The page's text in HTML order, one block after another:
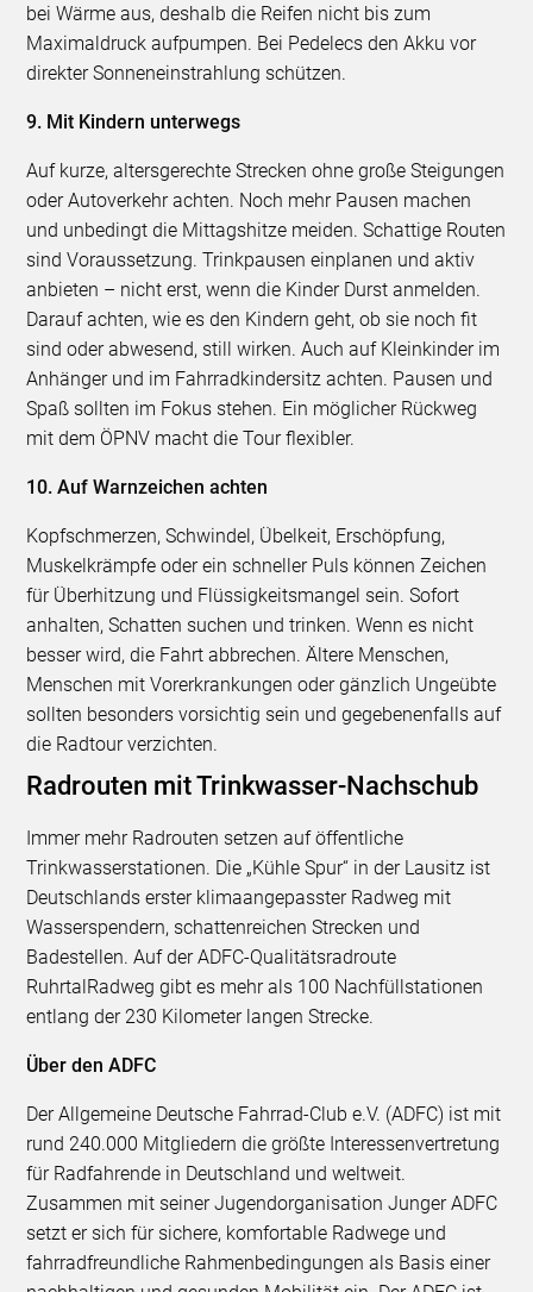
bei Wärme aus, deshalb die Reifen nicht bis zum
Maximaldruck aufpumpen. Bei Pedelecs den Akku vor
direkter Sonneneinstrahlung schützen.
9. Mit Kindern unterwegs
Auf kurze, altersgerechte Strecken ohne große Steigungen
oder Autoverkehr achten. Noch mehr Pausen machen
und unbedingt die Mittagshitze meiden. Schattige Routen
sind Voraussetzung. Trinkpausen einplanen und aktiv
anbieten – nicht erst, wenn die Kinder Durst anmelden.
Darauf achten, wie es den Kindern geht, ob sie noch fit
sind oder abwesend, still wirken. Auch auf Kleinkinder im
Anhänger und im Fahrradkindersitz achten. Pausen und
Spaß sollten im Fokus stehen. Ein möglicher Rückweg
mit dem ÖPNV macht die Tour flexibler.
10. Auf Warnzeichen achten
Kopfschmerzen, Schwindel, Übelkeit, Erschöpfung,
Muskelkrämpfe oder ein schneller Puls können Zeichen
für Überhitzung und Flüssigkeitsmangel sein. Sofort
anhalten, Schatten suchen und trinken. Wenn es nicht
besser wird, die Fahrt abbrechen. Ältere Menschen,
Menschen mit Vorerkrankungen oder gänzlich Ungeübte
sollten besonders vorsichtig sein und gegebenenfalls auf
die Radtour verzichten.
Radrouten mit Trinkwasser-Nachschub
Immer mehr Radrouten setzen auf öffentliche
Trinkwasserstationen. Die „Kühle Spur“ in der Lausitz ist
Deutschlands erster klimaangepasster Radweg mit
Wasserspendern, schattenreichen Strecken und
Badestellen. Auf der ADFC-Qualitätsradroute
RuhrtalRadweg gibt es mehr als 100 Nachfüllstationen
entlang der 230 Kilometer langen Strecke.
Über den ADFC
Der Allgemeine Deutsche Fahrrad-Club e.V. (ADFC) ist mit
rund 240.000 Mitgliedern die größte Interessenvertretung
für Radfahrende in Deutschland und weltweit.
Zusammen mit seiner Jugendorganisation Junger ADFC
setzt er sich für sichere, komfortable Radwege und
fahrradfreundliche Rahmenbedingungen als Basis einer